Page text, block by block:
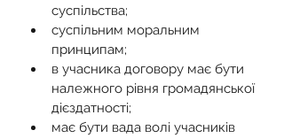
суспільства;
суспільним моральним
принципам;
в учасника договору має бути
належного рівня громадянської
дієздатності;
має бути вада волі учасників